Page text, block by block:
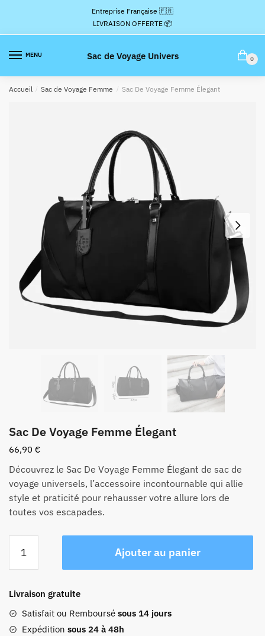
la
navigation
contenu
Entreprise Française 🇫🇷
LIVRAISON OFFERTE 📦
MENU Sac de Voyage Univers 0
Accueil / Sac de Voyage Femme / Sac De Voyage Femme Élegant
Sac De Voyage Femme Élegant
66,90 €
Découvrez le Sac De Voyage Femme Élegant de sac de
voyage universels, l’accessoire incontournable qui allie
style et praticité pour rehausser votre allure lors de
toutes vos escapades.
Sac
Voyage
Femme
Élegant
Ajouter au panier
Livraison gratuite
Satisfait ou Remboursé sous 14 jours
Expédition sous 24 à 48h